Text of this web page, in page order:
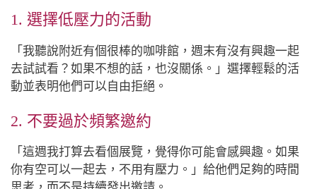
1. 選擇低壓力的活動
「我聽說附近有個很棒的咖啡館，週末有沒有興趣一起
去試試看？如果不想的話，也沒關係。」選擇輕鬆的活
動並表明他們可以自由拒絕。
2. 不要過於頻繁邀約
「這週我打算去看個展覽，覺得你可能會感興趣。如果
你有空可以一起去，不用有壓力。」給他們足夠的時間